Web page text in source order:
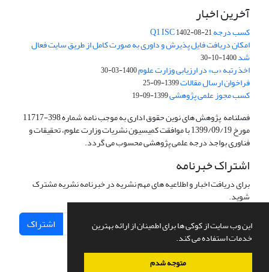
این وب سایت از کوکی ها برای اطمینان از ارائه بهترین
خدمات استفاده می کند.
متوجه شدم
آخرین اخبار
کسب درجه Q1 ISC1402-08-21
امکان دریافت فایل پذیرش و داوری به صورت کامل از طریق سایت فعال
شد1400-10-30
اخذ رتبه «ب» در ارزیابی وزارت علوم1400-03-30
فراخوان ارسال مقالات1399-09-25
کسب مجوز علمی پژوهشی1399-09-19
فصلنامه پژوهش های نوین حقوق اداری به موجب نامه شماره 398-11717
مورخ 1399/09/19 با موافقت کمیسیون نشریات وزارت علوم، تحقیقات و
فناوری بواجد درجه علمی پژوهشی محسوب می گردد.
اشتراک خبرنامه
برای دریافت اخبار و اطلاعیه های مهم نشریه در خبرنامه نشریه مشترک
شوید.
اشتراک